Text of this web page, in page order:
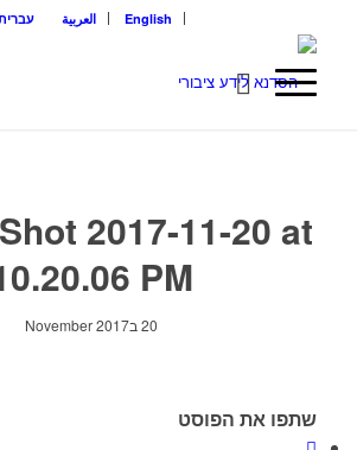
English العربية
2017-11-20 at
PM
20 בNovember 2017
שתפו את הפוסט